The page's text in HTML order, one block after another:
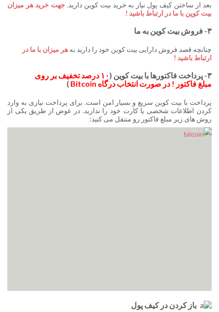
بعد از ساختن کیف پول نیاز به خرید بیت کوین دارید.جهت خرید هر میزان
بیت کوپن با ما در ارتباط باشید !
۳- فروش بیت کوین به ما
چنانچه قصد فروش دارایی بیت کوین خود را دارید به هر میزان با ما در
ارتباط باشید !
۳- پرداخت فاکتورها با بیت کوین (
۱۰ درصد تخفیف بر روی
مبلغ فاکتور ! در صورت انتخاب درگاه Bitcoin
)
پرداخت با بیت کوین سریع و بسیار امن است. برای پرداخت نیازی به وارد
کردن اطلاعات شخصی یا کارت خود را ندارید. در عوض از طریق یکی از
روش های زیر مبلغ فاکتور رو منتقل می کنید:
باز کردن در کیف پول